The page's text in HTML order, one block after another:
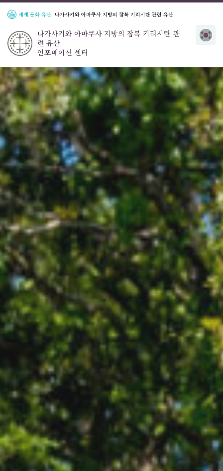
세계 문화 유산 나가사키와 아마쿠사 지방의 잠복 키리시탄 관련 유산
나가사키와 아마쿠사 지방의 잠복 키리시탄 관
련 유산
인포메이션 센터